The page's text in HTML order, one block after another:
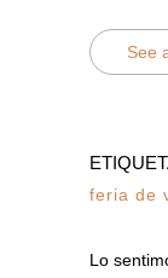
See
feria de
Lo